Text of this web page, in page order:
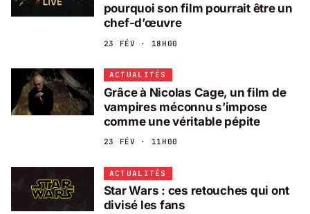
pourquoi son film pourrait être un
chef-d’œuvre
23 FÉV · 18H00
ACTUALITÉS
Grâce à Nicolas Cage, un film de
vampires méconnu s’impose
comme une véritable pépite
23 FÉV · 11H00
ACTUALITÉS
Star Wars : ces retouches qui ont
divisé les fans